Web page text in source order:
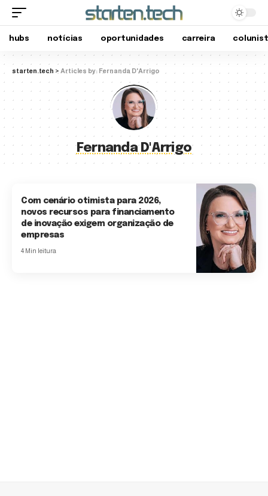
hubs notícias oportunidades carreira
starten.tech > Articles by: Fernanda D'Arrigo
Fernanda D'Arrigo
Com cenário otimista para 2026,
novos recursos para financiamento
de inovação exigem organização de
empresas
4 Min leitura